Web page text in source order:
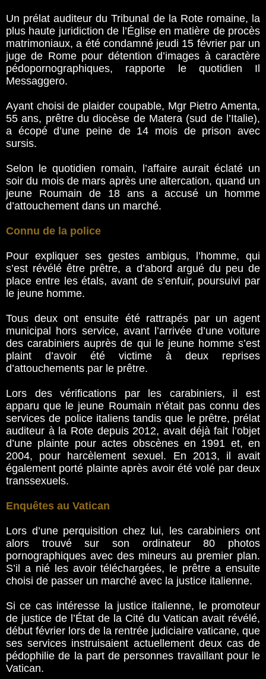
Un prélat auditeur du Tribunal de la Rote romaine, la
plus haute juridiction de l’Église en matière de procès
matrimoniaux, a été condamné jeudi 15 février par un
juge de Rome pour détention d’images à caractère
pédopornographiques, rapporte le quotidien Il
Messaggero.
Ayant choisi de plaider coupable, Mgr Pietro Amenta,
55 ans, prêtre du diocèse de Matera (sud de l’Italie),
a écopé d’une peine de 14 mois de prison avec
sursis.
Selon le quotidien romain, l’affaire aurait éclaté un
soir du mois de mars après une altercation, quand un
jeune Roumain de 18 ans a accusé un homme
d’attouchement dans un marché.
Connu de la police
Pour expliquer ses gestes ambigus, l’homme, qui
s’est révélé être prêtre, a d’abord argué du peu de
place entre les étals, avant de s’enfuir, poursuivi par
le jeune homme.
Tous deux ont ensuite été rattrapés par un agent
municipal hors service, avant l’arrivée d’une voiture
des carabiniers auprès de qui le jeune homme s’est
plaint d’avoir été victime à deux reprises
d’attouchements par le prêtre.
Lors des vérifications par les carabiniers, il est
apparu que le jeune Roumain n’était pas connu des
services de police italiens tandis que le prêtre, prélat
auditeur à la Rote depuis 2012, avait déjà fait l’objet
d’une plainte pour actes obscènes en 1991 et, en
2004, pour harcèlement sexuel. En 2013, il avait
également porté plainte après avoir été volé par deux
transsexuels.
Enquêtes au Vatican
Lors d’une perquisition chez lui, les carabiniers ont
alors trouvé sur son ordinateur 80 photos
pornographiques avec des mineurs au premier plan.
S’il a nié les avoir téléchargées, le prêtre a ensuite
choisi de passer un marché avec la justice italienne.
Si ce cas intéresse la justice italienne, le promoteur
de justice de l’État de la Cité du Vatican avait révélé,
début février lors de la rentrée judiciaire vaticane, que
ses services instruisaient actuellement deux cas de
pédophilie de la part de personnes travaillant pour le
Vatican.